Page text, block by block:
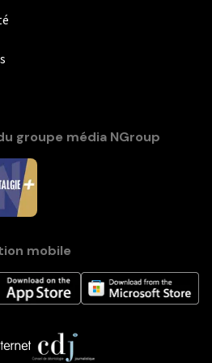
groupe média NGroup
mobile